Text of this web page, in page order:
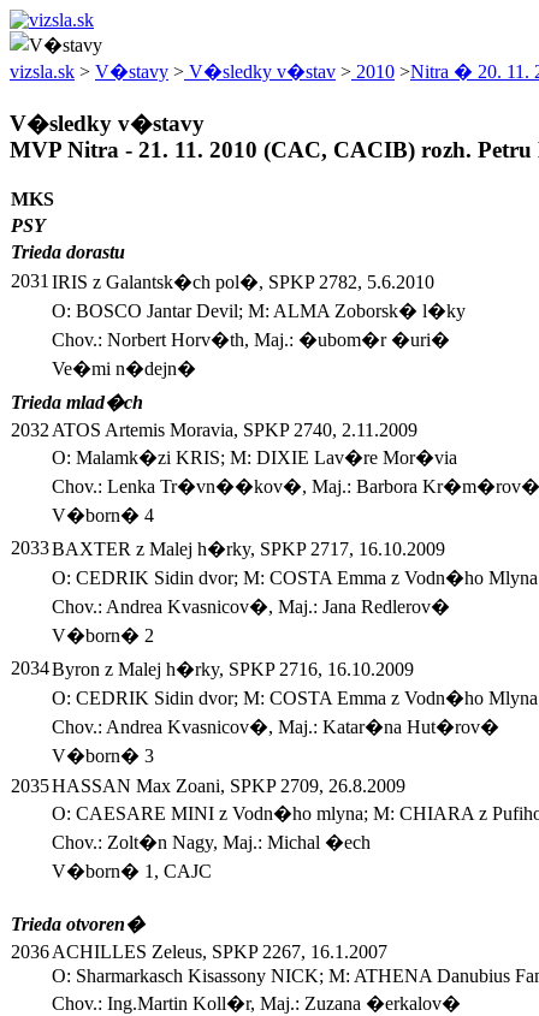
vizsla.sk > V�stavy > V�sledky v�stav > 2010 >Nitra � 20. 11.
V�sledky v�stavy
MVP Nitra - 21. 11. 2010 (CAC, CACIB) rozh.
MKS
PSY
Trieda dorastu
2031IRIS z Galantsk�ch pol�, SPKP 2782, 5.6.2010
O: BOSCO Jantar Devil; M: ALMA Zoborsk� l�ky
Chov.: Norbert Horv�th, Maj.: �ubom�r �uri�
Ve�mi n�dejn�
Trieda mlad�ch
2032ATOS Artemis Moravia, SPKP 2740, 2.11.2009
O: Malamk�zi KRIS; M: DIXIE Lav�re Mor�via
Chov.: Lenka Tr�vn��kov�, Maj.: Barbora Kr�m�rov�
V�born� 4
2033BAXTER z Malej h�rky, SPKP 2717, 16.10.2009
O: CEDRIK Sidin dvor; M: COSTA Emma z Vodn�ho Mlyna
Chov.: Andrea Kvasnicov�, Maj.: Jana Redlerov�
V�born� 2
2034Byron z Malej h�rky, SPKP 2716, 16.10.2009
O: CEDRIK Sidin dvor; M: COSTA Emma z Vodn�ho Mlyna
Chov.: Andrea Kvasnicov�, Maj.: Katar�na Hut�rov�
V�born� 3
2035HASSAN Max Zoani, SPKP 2709, 26.8.2009
O: CAESARE MINI z Vodn�ho mlyna; M: CHIARA z
Chov.: Zolt�n Nagy, Maj.: Michal �ech
V�born� 1, CAJC
Trieda otvoren�
2036ACHILLES Zeleus, SPKP 2267, 16.1.2007
O: Sharmarkasch Kisassony NICK; M: ATHENA Danubius
Chov.: Ing.Martin Koll�r, Maj.: Zuzana �erkalov�